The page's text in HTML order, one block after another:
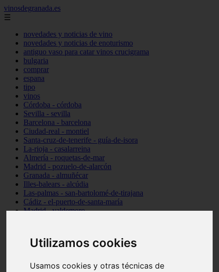
Utilizamos cookies
Usamos cookies y otras técnicas de
vinosdegranada.es
☰
novedades y noticias de vino
novedades y noticias de enoturismo
antiguo vaso para catar vinos crucigrama
bulgaria
comprar
espana
tipo
vinos
Córdoba - córdoba
Sevilla - sevilla
Barcelona - barcelona
Ciudad-real - montiel
Santa-cruz-de-tenerife - guía-de-isora
La-rioja - casalarreina
Almería - roquetas-de-mar
Madrid - pozuelo-de-alarcón
Granada - almuñécar
Illes-balears - alcúdia
Las-palmas - san-bartolomé-de-tirajana
Cádiz - el-puerto-de-santa-maría
Madrid - valdemoro
Cantabria - suances
Sevilla - bormujos
Málaga - júzcar